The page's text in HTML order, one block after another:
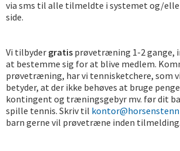
via sms til alle tilmeldte i systemet og/
side.
Vi tilbyder gratis prøvetræning 1-2 gange,
at bestemme sig for at blive medlem.
prøvetræning, har vi tennisketchere, som
betyder, at der ikke behøves at bruge
kontingent og træningsgebyr mv. før dit
spille tennis. Skriv til
barn gerne vil prøvetræne inden tilmelding.